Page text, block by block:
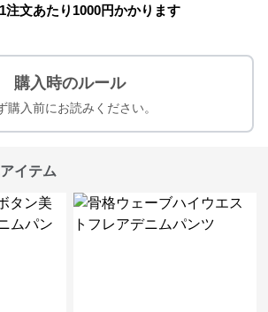
注文あたり 1000円かかります
購入時のルール
購入前にお読みください。
イテム